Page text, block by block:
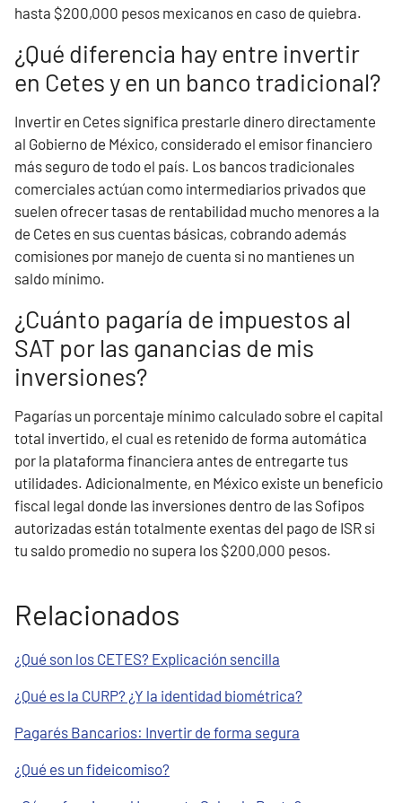
hasta $200,000 pesos mexicanos en caso de quiebra.
¿Qué diferencia hay entre invertir
en Cetes y en un banco tradicional?
Invertir en Cetes significa prestarle dinero directamente
al Gobierno de México, considerado el emisor financiero
más seguro de todo el país. Los bancos tradicionales
comerciales actúan como intermediarios privados que
suelen ofrecer tasas de rentabilidad mucho menores a la
de Cetes en sus cuentas básicas, cobrando además
comisiones por manejo de cuenta si no mantienes un
saldo mínimo.
¿Cuánto pagaría de impuestos al
SAT por las ganancias de mis
inversiones?
Pagarías un porcentaje mínimo calculado sobre el capital
total invertido, el cual es retenido de forma automática
por la plataforma financiera antes de entregarte tus
utilidades. Adicionalmente, en México existe un beneficio
fiscal legal donde las inversiones dentro de las Sofipos
autorizadas están totalmente exentas del pago de ISR si
tu saldo promedio no supera los $200,000 pesos.
Relacionados
¿Qué son los CETES? Explicación sencilla
¿Qué es la CURP? ¿Y la identidad biométrica?
Pagarés Bancarios: Invertir de forma segura
¿Qué es un fideicomiso?